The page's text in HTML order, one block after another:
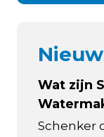
Wat zijn
Schenker